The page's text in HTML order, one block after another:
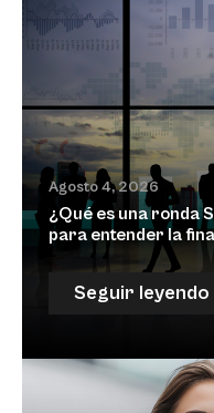
Agosto 4, 2026
¿Qué es una ronda
para entender la
Seguir leyendo